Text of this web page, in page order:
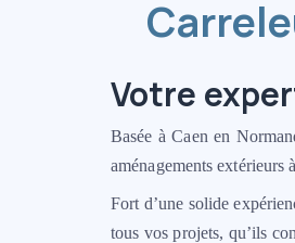
Votre
Basée à Caen en
aménagements extérieurs
Fort d’une solide
tous vos projets, qu’ils